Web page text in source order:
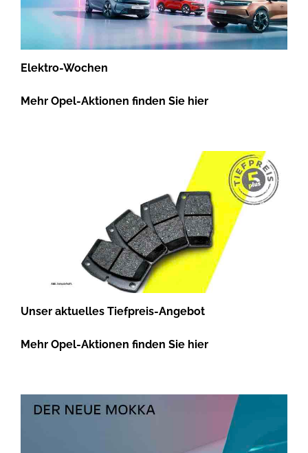
Elektro-Wochen
Mehr Opel-Aktionen finden Sie hier
Unser aktuelles Tiefpreis-Angebot
Mehr Opel-Aktionen finden Sie hier